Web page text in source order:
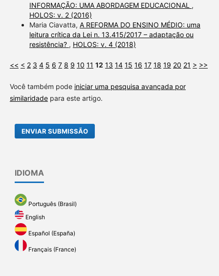
INFORMAÇÃO: UMA ABORDAGEM EDUCACIONAL ,
HOLOS: v. 2 (2016)
Maria Ciavatta, A REFORMA DO ENSINO MÉDIO: uma
leitura crítica da Lei n. 13.415/2017 – adaptação ou
resistência? , HOLOS: v. 4 (2018)
<< < 2 3 4 5 6 7 8 9 10 11 12 13 14 15 16 17 18 19 20 21 > >>
Você também pode iniciar uma pesquisa avançada por
similaridadepara este artigo.
ENVIAR SUBMISSÃO
IDIOMA
Português (Brasil)
English
Español (España)
Français (France)